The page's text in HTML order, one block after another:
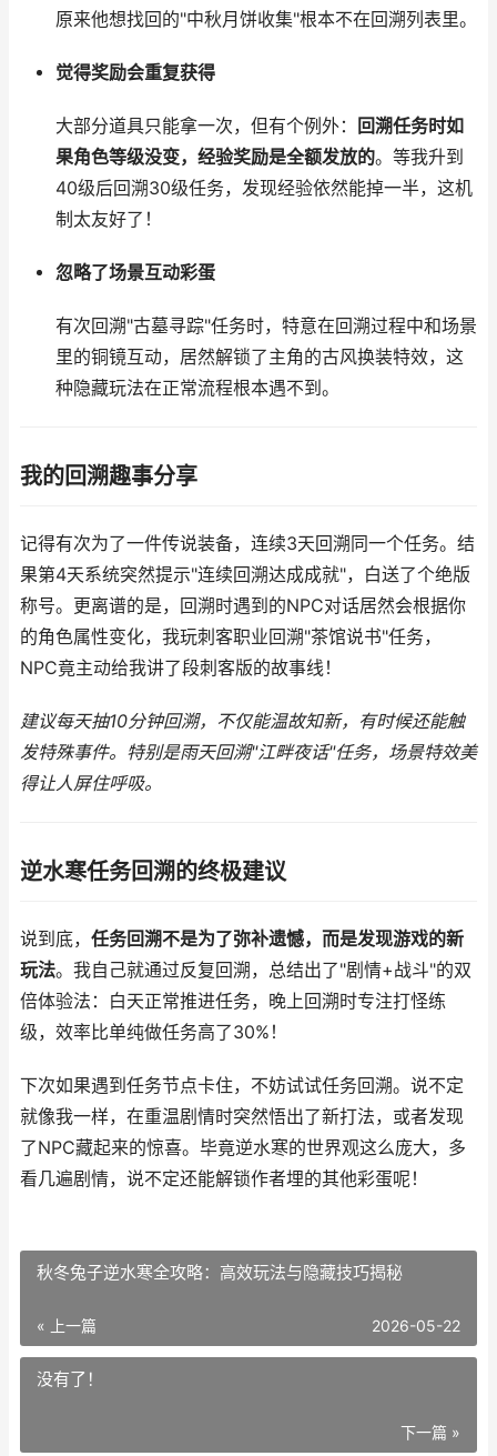
原来他想找回的"中秋月饼收集"根本不在回溯列表里。
觉得奖励会重复获得
大部分道具只能拿一次，但有个例外：
回溯任务时如
果角色等级没变，经验奖励是全额发放的。等我升到
40级后回溯30级任务，发现经验依然能掉一半，这机
制太友好了！
忽略了场景互动彩蛋
有次回溯"古墓寻踪"任务时，特意在回溯过程中和场景
里的铜镜互动，居然解锁了主角的古风换装特效，这
种隐藏玩法在正常流程根本遇不到。
我的回溯趣事分享
记得有次为了一件传说装备，连续3天回溯同一个任务。结
果第4天系统突然提示"连续回溯达成成就"，白送了个绝版
称号。更离谱的是，回溯时遇到的NPC对话居然会根据你
的角色属性变化，我玩刺客职业回溯"茶馆说书"任务，
NPC竟主动给我讲了段刺客版的故事线！
建议每天抽10分钟回溯，不仅能温故知新，有时候还能触
发特殊事件。特别是雨天回溯"江畔夜话"任务，场景特效美
得让人屏住呼吸。
逆水寒任务回溯的终极建议
说到底， 任务回溯不是为了弥补遗憾，而是发现游戏的新
玩法。我自己就通过反复回溯，总结出了"剧情+战斗"的双
倍体验法：白天正常推进任务，晚上回溯时专注打怪练
级，效率比单纯做任务高了30%！
下次如果遇到任务节点卡住，不妨试试任务回溯。说不定
就像我一样，在重温剧情时突然悟出了新打法，或者发现
了NPC藏起来的惊喜。毕竟逆水寒的世界观这么庞大，多
看几遍剧情，说不定还能解锁作者埋的其他彩蛋呢！
秋冬兔子逆水寒全攻略：高效玩法与隐藏技巧揭秘
« 上一篇 2026-05-22
没有了！
下一篇 »